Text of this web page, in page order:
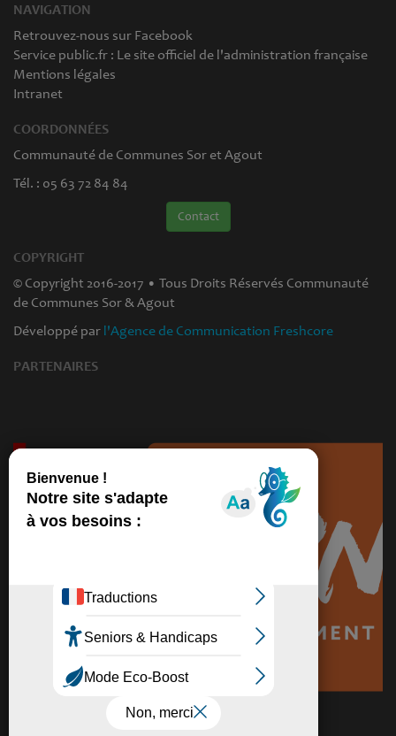
NAVIGATION
Retrouvez-nous sur Facebook
Service public.fr : Le site officiel de l'administration française
Mentions légales
Intranet
COORDONNÉES
Communauté de Communes Sor et Agout
Tél. : 05 63 72 84 84
Contact
COPYRIGHT
© Copyright 2016-2017 • Tous Droits Réservés Communauté
de Communes Sor & Agout
Développé par l'Agence de Communication Freshcore
PARTENAIRES